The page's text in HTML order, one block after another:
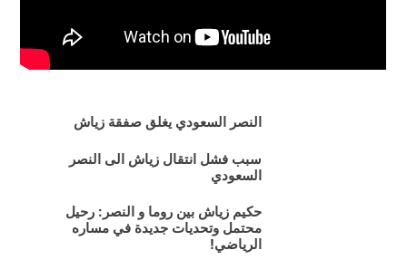
النصر السعودي يغلق صفقة زياش
سبب فشل انتقال زياش الى النصر
السعودي
حكيم زياش بين روما و النصر: رحيل
محتمل وتحديات جديدة في مساره
الرياضي!